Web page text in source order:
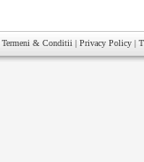
Termeni & Conditii | Privacy Policy |